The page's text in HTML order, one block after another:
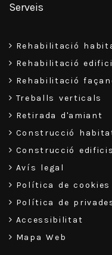
Serveis
Rehabilitació
Rehabilitació
Rehabilitació
Treballs verticals
Retirada d'amiant
Construcció
Construcció edificis
Avís legal
Política de cookies
Política de
Accessibilitat
Mapa Web